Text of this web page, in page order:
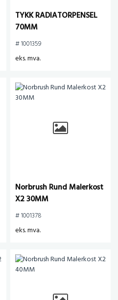
TYKK RADIATORPENSEL
70MM
# 1001359
eks. mva.
Norbrush Rund Malerkost
X2 30MM
# 1001378
eks. mva.